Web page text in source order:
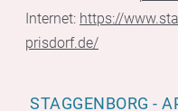
Internet: https://
prisdorf.de/
STAGGENBORG -